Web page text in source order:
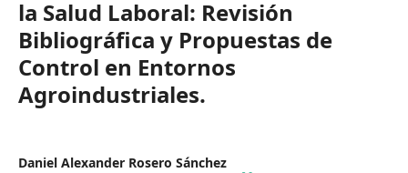
la Salud Laboral: Revisión
Bibliográfica y Propuestas de
Control en Entornos
Agroindustriales.
Daniel Alexander Rosero Sánchez